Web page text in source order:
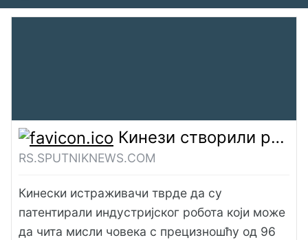
Кинези створили робота који чита мисли: Зна о чему размишља радник у фабрици - 13.01.2022, Sputnik Србија
RS.SPUTNIKNEWS.COM
Кинески истраживачи тврде да су
патентирали индустријског робота који може
да чита мисли човека с прецизношћу од 96